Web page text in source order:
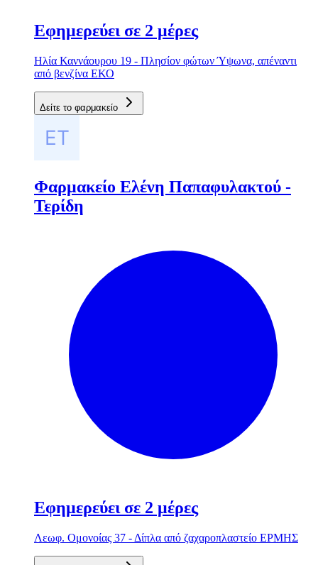
Εφημερεύει σε 2 μέρες
Ηλία Καννάουρου 19 - Πλησίον φώτων Ύψωνα, απέναντι
από βενζίνα ΕΚΟ
Δείτε το φαρμακείο
Φαρμακείο Ελένη Παπαφυλακτού -
Τερίδη
Εφημερεύει σε 2 μέρες
Λεωφ. Ομονοίας 37 - Δίπλα από ζαχαροπλαστείο ΕΡΜΗΣ